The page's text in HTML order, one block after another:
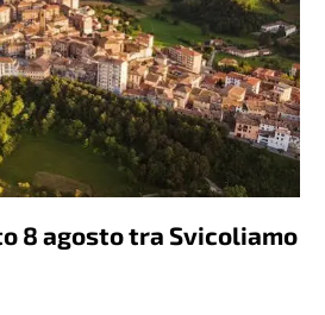
8 agosto tra Svicoliamo